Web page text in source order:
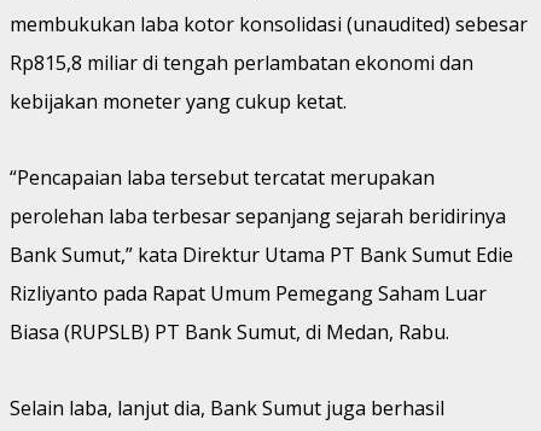
membukukan laba kotor konsolidasi (unaudited) sebesar
Rp815,8 miliar di tengah perlambatan ekonomi dan
kebijakan moneter yang cukup ketat.
“Pencapaian laba tersebut tercatat merupakan
perolehan laba terbesar sepanjang sejarah beridirinya
Bank Sumut,” kata Direktur Utama PT Bank Sumut Edie
Rizliyanto pada Rapat Umum Pemegang Saham Luar
Biasa (RUPSLB) PT Bank Sumut, di Medan, Rabu.
Selain laba, lanjut dia, Bank Sumut juga berhasil